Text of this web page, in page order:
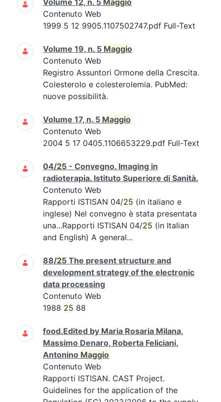
Volume 12, n. 5 Maggio
Contenuto Web
1999 5 12 9905.1107502747.pdf Full-Text
Volume 19, n. 5 Maggio
Contenuto Web
Registro Assuntori Ormone della Crescita.
Colesterolo e colesterolemia. PubMed:
nuove possibilità.
Volume 17, n. 5 Maggio
Contenuto Web
2004 5 17 0405.1106653229.pdf Full-Text
04/25 - Convegno. Imaging in
radioterapia. Istituto Superiore di Sanità.
Contenuto Web
Rapporti ISTISAN 04/25 (in italiano e
inglese) Nel convegno è stata presentata
una...Rapporti ISTISAN 04/25 (in Italian
and English) A general...
88/25 The present structure and
development strategy of the electronic
data processing
Contenuto Web
1988 25 88
food.Edited by Maria Rosaria Milana,
Massimo Denaro, Roberta Feliciani,
Antonino Maggio
Contenuto Web
Rapporti ISTISAN. CAST Project.
Guidelines for the application of the